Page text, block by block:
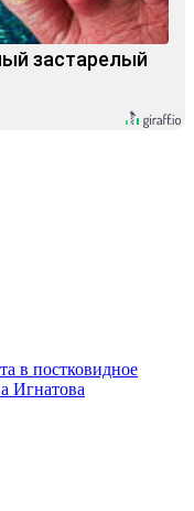
застарелый
в постковидное
Игнатова